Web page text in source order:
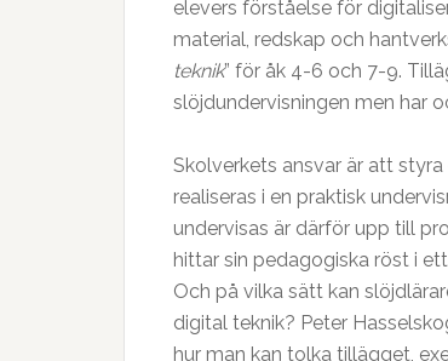
elevers förståelse för
material, redskap och
teknik” för åk 4-6 och 7-9.
slöjdundervisningen men har
Skolverkets ansvar är att
realiseras i en praktisk
undervisas är därför upp till
hittar sin pedagogiska röst i
Och på vilka sätt kan
digital teknik? Peter
hur man kan tolka tillägget,